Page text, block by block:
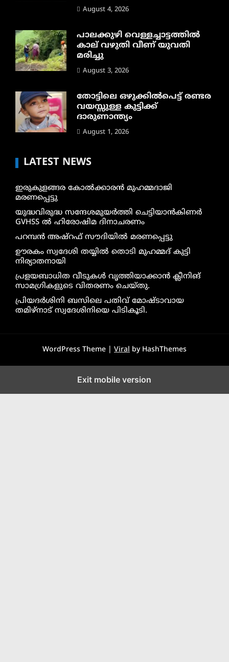
August 4, 2026
പാലക്കുഴി വെള്ളച്ചാട്ടത്തില്‍
കാല് വഴുതി വീണ് യുവതി
മരിച്ചു
August 3, 2026
തോട്ടിലെ ഒഴുക്കിൽപെട്ട് രണ്ടര
വയസ്സുള്ള കുട്ടിക്ക്
ദാരുണാന്ത്യം
August 1, 2026
LATEST NEWS
ഇരുകുളങ്ങര കോൽക്കാരൻ മുഹമ്മദാജി
മരണപ്പെട്ടു
യുദ്ധവിരുദ്ധ സന്ദേശമുയർത്തി ചെട്ടിയാൻകിണർ
GVHSS ൽ ഹിരോഷിമ ദിനാചരണം
പറമ്പൻ അഷ്‌റഫ് സൗദിയിൽ മരണപ്പെട്ടു
ഊരകം സ്വദേശി തയ്യിൽ തൊടി മുഹമ്മദ് കുട്ടി
നിര്യാതനായി
പ്രളയബാധിത വീടുകൾ വൃത്തിയാക്കാൻ ക്ലീനിങ്
സാമഗ്രികളുടെ വിതരണം ചെയ്തു.
പ്രിയദർശിനി ബസിലെ പതിവ് മോഷ്ടാവായ
തമിഴ്നാട് സ്വദേശിനിയെ പിടികൂടി.
WordPress Theme | Viral by HashThemes
Exit mobile version